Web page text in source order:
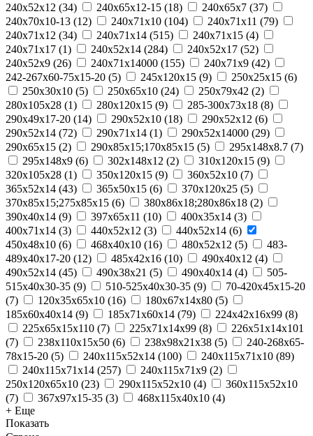
240x52x12 (34) 240x65x12-15 (18) 240x65x7 (37)
240x70x10-13 (12) 240x71x10 (104) 240x71x11 (79)
240x71x12 (34) 240x71x14 (515) 240x71x15 (4)
240x71x17 (1) 240х52х14 (284) 240х52х17 (52)
240х52х9 (26) 240х71х14000 (155) 240х71х9 (42)
242-267x60-75x15-20 (5) 245x120x15 (9) 250x25x15 (6)
250x30x10 (5) 250x65x10 (24) 250х79х42 (2)
280x105x28 (1) 280x120x15 (9) 285-300x73x18 (8)
290x49x17-20 (14) 290x52x10 (18) 290x52x12 (6)
290x52x14 (72) 290x71x14 (1) 290х52х14000 (29)
290х65х15 (2) 290х85х15;170х85х15 (5) 295х148х8.7 (7)
295х148х9 (6) 302х148х12 (2) 310x120x15 (9)
320x105x28 (1) 350x120x15 (9) 360х52х10 (7)
365x52x14 (43) 365х50х15 (6) 370х120х25 (5)
370х85х15;275х85х15 (6) 380х86х18;280х86х18 (2)
390x40x14 (9) 397x65x11 (10) 400х35х14 (3)
400х71х14 (3) 440x52x12 (3) 440х52х14 (6)
450x48x10 (6) 468x40x10 (16) 480х52х12 (5)
483-
489x40x17-20 (12) 485х42х16 (10) 490x40x12 (4)
490x52x14 (45) 490х38х21 (5) 490х40х14 (4)
505-
515x40x30-35 (9) 510-525x40x30-35 (9)
70-420x45x15-20
(7) 120x35x65x10 (16) 180х67х14х80 (5)
185x60x40x14 (9) 185х71х60х14 (79) 224х42х16х99 (8)
225х65х15х110 (7) 225х71х14х99 (8)
226х51х14х101
(7) 238х110х15х50 (6) 238х98х21х38 (5)
240-268x65-
78x15-20 (5) 240x115x52x14 (100) 240x115x71x10 (89)
240x115x71x14 (257) 240x115x71x9 (2)
250x120x65x10 (23) 290x115x52x10 (4)
360x115x52x10
(7) 367x97x15-35 (3) 468x115x40x10 (4)
+ Еще
Показать